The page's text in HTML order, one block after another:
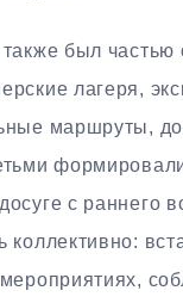
был частью
лагеря,
маршруты,
с раннего
коллективно: